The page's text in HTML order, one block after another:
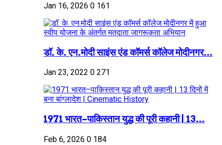
Jan 16, 2026 0 161
डॉ. के. एन.मोदी साइंस एंड कॉमर्स कॉलेज मोदीनगर...
Jan 23, 2022 0 271
1971 भारत–पाकिस्तान युद्ध की पूरी कहानी | 13...
Feb 6, 2026 0 184